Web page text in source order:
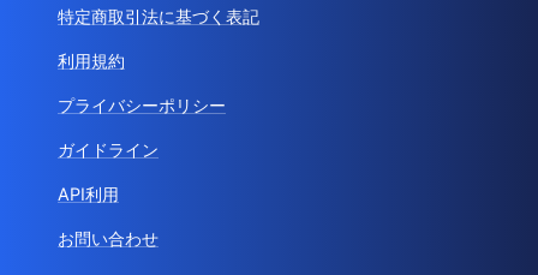
特定商取引法に基づく表記
利用規約
プライバシーポリシー
ガイドライン
API利用
お問い合わせ